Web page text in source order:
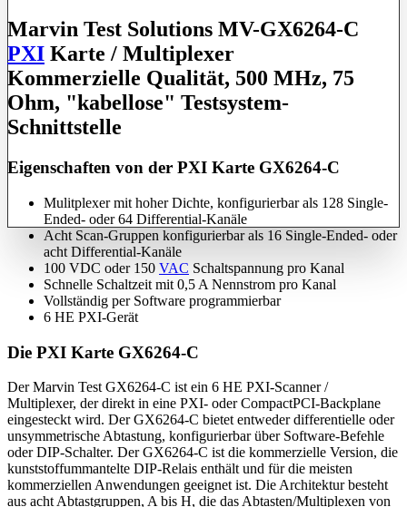
Marvin Test Solutions MV-GX6264-C
PXI Karte / Multiplexer
Kommerzielle Qualität, 500 MHz, 75
Ohm, "kabellose" Testsystem-
Schnittstelle
Eigenschaften von der PXI Karte GX6264-C
Mulitplexer mit hoher Dichte, konfigurierbar als 128 Single-
Ended- oder 64 Differential-Kanäle
Acht Scan-Gruppen konfigurierbar als 16 Single-Ended- oder
acht Differential-Kanäle
100 VDC oder 150 VAC Schaltspannung pro Kanal
Schnelle Schaltzeit mit 0,5 A Nennstrom pro Kanal
Vollständig per Software programmierbar
6 HE PXI-Gerät
Die PXI Karte GX6264-C
Der Marvin Test GX6264-C ist ein 6 HE PXI-Scanner /
Multiplexer, der direkt in eine PXI- oder CompactPCI-Backplane
eingesteckt wird. Der GX6264-C bietet entweder differentielle oder
unsymmetrische Abtastung, konfigurierbar über Software-Befehle
oder DIP-Schalter. Der GX6264-C ist die kommerzielle Version, die
kunststoffummantelte DIP-Relais enthält und für die meisten
kommerziellen Anwendungen geeignet ist. Die Architektur besteht
aus acht Abtastgruppen, A bis H, die das Abtasten/Multiplexen von